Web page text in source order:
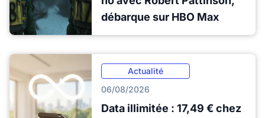
débarque sur HBO Max
Actualité
06/08/2026
Data illimitée : 17,49 € chez